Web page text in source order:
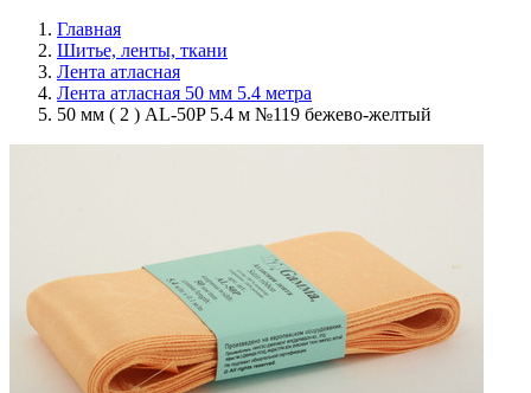
Главная
Шитье, ленты, ткани
Лента атласная
Лента атласная 50 мм 5.4 метра
50 мм ( 2 ) AL-50P 5.4 м №119 бежево-желтый